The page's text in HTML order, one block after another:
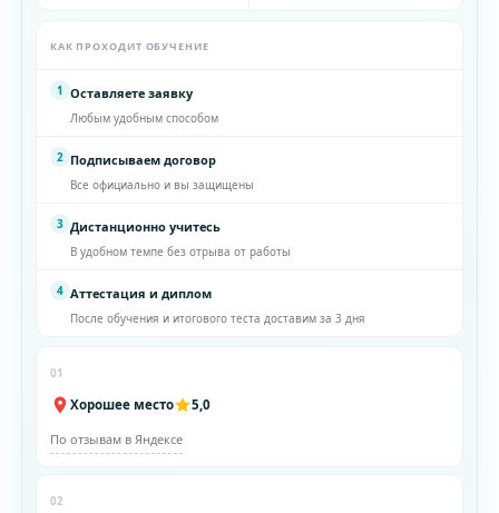
КАК ПРОХОДИТ ОБУЧЕНИЕ
1 Оставляете заявку
Любым удобным способом
2 Подписываем договор
Все официально и вы защищены
3 Дистанционно учитесь
В удобном темпе без отрыва от работы
4 Аттестация и диплом
После обучения и итогового теста доставим за 3 дня
01
Хорошее место 5,0
По отзывам в Яндексе
02